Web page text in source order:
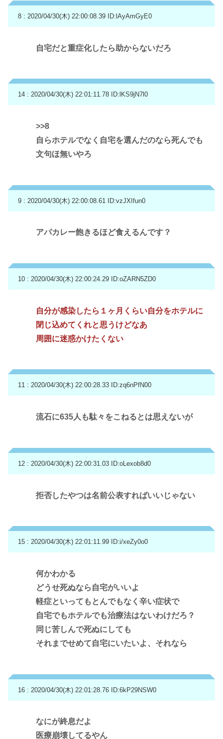
8 : 2020/04/30(木) 22:00:08.39 ID:lAyAmGyE0
自宅だと重症化したら助からないだろ
14 : 2020/04/30(木) 22:01:11.78 ID:lKS9jN7l0
>>8
自らホテルでなく自宅を選んだのなら死んでも
文句ほ無いやろ
9 : 2020/04/30(木) 22:00:08.61 ID:vzJXIfun0
アパカレー飽きるほど食えるんです？
10 : 2020/04/30(木) 22:00:24.29 ID:oZARN5ZD0
自分が感染したら１ヶ月くらい自分をホテルに
閉じ込めてくれと思うけどなあ
周囲に迷惑かけたくない
11 : 2020/04/30(木) 22:00:28.33 ID:zq6nPfN00
流石に635人も駄々をこねるとは思えないが
12 : 2020/04/30(木) 22:00:31.03 ID:oLexob8d0
拒否したやつは名前公表すればいいじゃない
15 : 2020/04/30(木) 22:01:11.99 ID:i/xeZy0o0
何かわかる
どうせ死ぬなら自宅がいいよ
軽症といってもとんでもなく辛い症状で
自宅でもホテルでも治療法はないわけだろ？
同じ苦しんで死ぬにしても
それまでせめて自宅にいたいよ、それなら
16 : 2020/04/30(木) 22:01:28.76 ID:6kP29NSW0
なにが終息だよ
医療崩壊してるやん